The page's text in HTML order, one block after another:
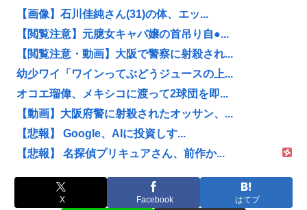
【画像】石川佳純さん(31)の体、エッ...
【閲覧注意】元臆女キャバ嬢の首吊り自●...
【閲覧注意・動画】大阪で警察に射殺され...
幼少ワイ「ワインってぶどうジュースの上...
オコエ瑠偉、メキシコに渡って2球団を即...
【動画】大阪府警に射殺されたオッサン、...
【悲報】 Google、AIに投資しす...
【悲報】 名探偵プリキュアさん、前作か...
X Facebook はてブ